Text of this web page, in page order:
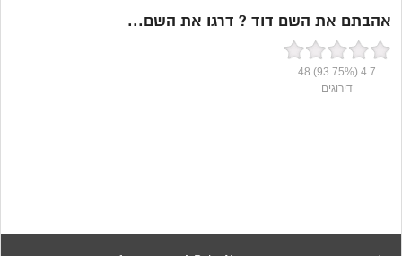
אהבתם את השם דוד ? דרגו את השם...
4.7
(93.75%)
48
דירוגים